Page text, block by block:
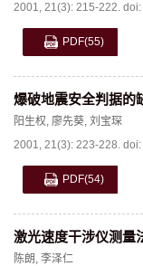
2001, 21(3): 215-222. doi:
PDF(55)
爆破地震安全判据的
阳生权, 廖先葵, 刘宝琛
2001, 21(3): 223-228. doi:
PDF(54)
激光速度干涉仪测量
陈朗 , 李泽仁